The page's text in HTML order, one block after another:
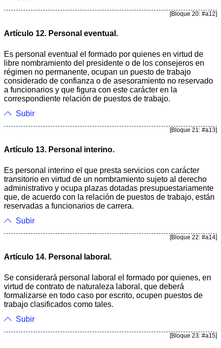
[Bloque 20: #a12]
Artículo 12. Personal eventual.
Es personal eventual el formado por quienes en virtud de
libre nombramiento del presidente o de los consejeros en
régimen no permanente, ocupan un puesto de trabajo
considerado de confianza o de asesoramiento no reservado
a funcionarios y que figura con este carácter en la
correspondiente relación de puestos de trabajo.
Subir
[Bloque 21: #a13]
Artículo 13. Personal interino.
Es personal interino el que presta servicios con carácter
transitorio en virtud de un nombramiento sujeto al derecho
administrativo y ocupa plazas dotadas presupuestariamente
que, de acuerdo con la relación de puestos de trabajo, están
reservadas a funcionarios de carrera.
Subir
[Bloque 22: #a14]
Artículo 14. Personal laboral.
Se considerará personal laboral el formado por quienes, en
virtud de contrato de naturaleza laboral, que deberá
formalizarse en todo caso por escrito, ocupen puestos de
trabajo clasificados como tales.
Subir
[Bloque 23: #a15]